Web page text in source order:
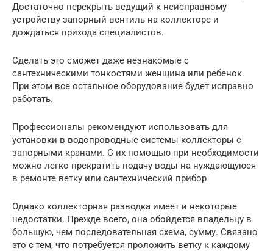
Достаточно перекрыть ведущий к неисправному
устройству запорный вентиль на коллекторе и
дождаться прихода специалистов.
Сделать это сможет даже незнакомые с
сантехническими тонкостями женщина или ребенок.
При этом все остальное оборудование будет исправно
работать.
Профессионалы рекомендуют использовать для
установки в водопроводные системы коллекторы с
запорными кранами. С их помощью при необходимости
можно легко прекратить подачу воды на нуждающуюся
в ремонте ветку или сантехнический прибор
Однако коллекторная разводка имеет и некоторые
недостатки. Прежде всего, она обойдется владельцу в
большую, чем последовательная схема, сумму. Связано
это с тем, что потребуется проложить ветку к каждому